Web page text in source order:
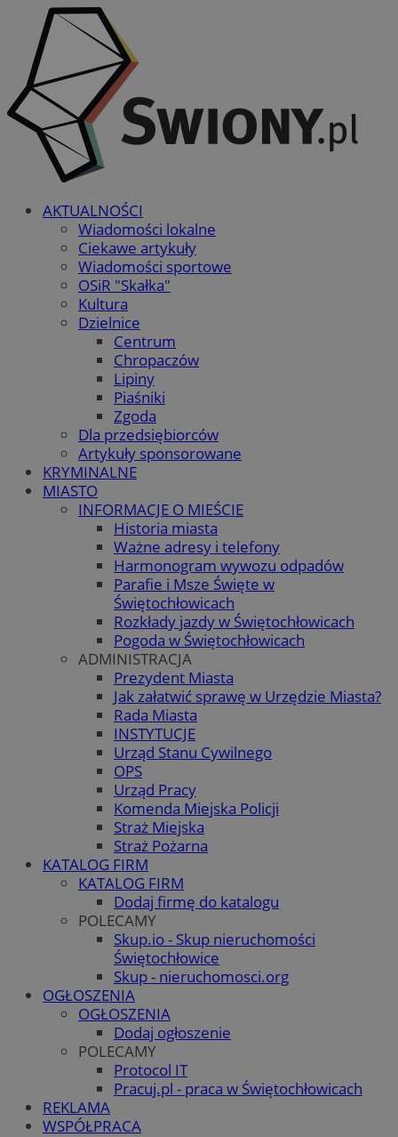
AKTUALNOŚCI
Wiadomości lokalne
Ciekawe artykuły
Wiadomości sportowe
OSiR "Skałka"
Kultura
Dzielnice
Centrum
Chropaczów
Lipiny
Piaśniki
Zgoda
Dla przedsiębiorców
Artykuły sponsorowane
KRYMINALNE
MIASTO
INFORMACJE O MIEŚCIE
Historia miasta
Ważne adresy i telefony
Harmonogram wywozu odpadów
Parafie i Msze Święte w
Świętochłowicach
Rozkłady jazdy w Świętochłowicach
Pogoda w Świętochłowicach
ADMINISTRACJA
Prezydent Miasta
Jak załatwić sprawę w Urzędzie Miasta?
Rada Miasta
INSTYTUCJE
Urząd Stanu Cywilnego
OPS
Urząd Pracy
Komenda Miejska Policji
Straż Miejska
Straż Pożarna
KATALOG FIRM
KATALOG FIRM
Dodaj firmę do katalogu
POLECAMY
Skup.io - Skup nieruchomości
Świętochłowice
Skup - nieruchomosci.org
OGŁOSZENIA
OGŁOSZENIA
Dodaj ogłoszenie
POLECAMY
Protocol IT
Pracuj.pl - praca w Świętochłowicach
REKLAMA
WSPÓŁPRACA